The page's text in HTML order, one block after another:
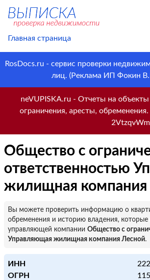
Главная страница
RosDocs.ru - сервис проверки
лиц. (Реклама ИП Фокин
neVUPISKA.ru - Отчеты на
ограничения, аресты,
Общество с
ответственностью
жилищная компания
Вы можете проверить информацию о
обременения и историю владения,
управляющей компании Общество с
Управляющая жилищная компания Лесной.
ИНН
ОГРН